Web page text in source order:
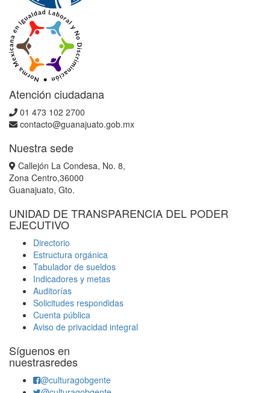
Atención ciudadana
01 473 102 2700
contacto@guanajuato.gob.mx
Nuestra sede
Callejón La Condesa, No. 8,
Zona Centro,36000
Guanajuato, Gto.
UNIDAD DE TRANSPARENCIA DEL PODER
EJECUTIVO
Directorio
Estructura orgánica
Tabulador de sueldos
Indicadores y metas
Auditorías
Solicitudes respondidas
Cuenta pública
Aviso de privacidad integral
Síguenos en
nuestrasredes
@culturagobgente